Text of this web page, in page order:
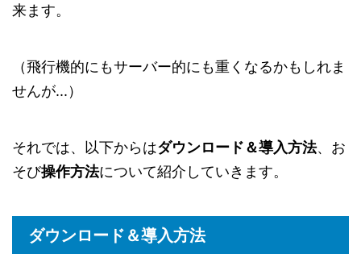
来ます。
（飛行機的にもサーバー的にも重くなるかもしれま
せんが...）
それでは、以下からはダウンロード＆導入方法、お
そび操作方法について紹介していきます。
ダウンロード＆導入方法